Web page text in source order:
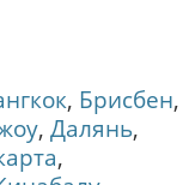
, Брисбен,
, Далянь,
,